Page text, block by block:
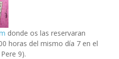
donde os las reservaran
horas del mismo día 7 en el
9).